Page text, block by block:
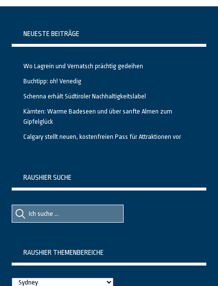
NEUESTE BEITRÄGE
Wo Lagrein und Vernatsch prächtig gedeihen
Buchtipp: oh! Venedig
Schenna erhält Südtiroler Nachhaltigkeitslabel
Kärnten: Warme Badeseen und über sanfte Almen zum
Gipfelglück
Calgary stellt neuen, kostenfreien Pass für Attraktionen vor
RAUSHIER SUCHE
Suche
nach::
Suche
nach:
RAUSHIER THEMENBEREICHE
Raushier